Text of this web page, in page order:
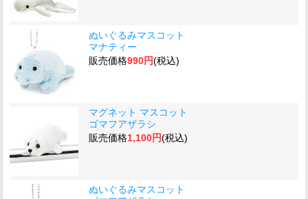
ぬいぐるみマスコット
マナティー
販売価格990円(税込)
マグネット マスコット
ゴマフアザラシ
販売価格1,100円(税込)
ぬいぐるみマスコット